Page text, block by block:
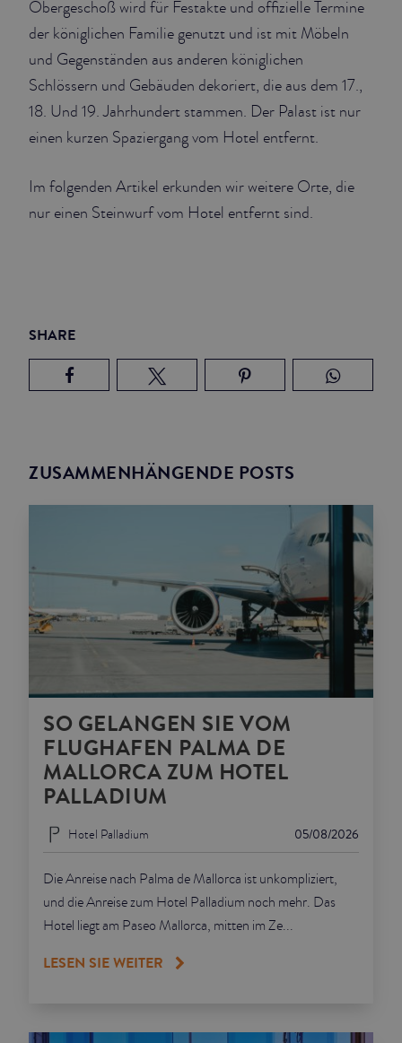
Obergeschoß wird für Festakte und offizielle Termine
der königlichen Familie genutzt und ist mit Möbeln
und Gegenständen aus anderen königlichen
Schlössern und Gebäuden dekoriert, die aus dem 17.,
18. Und 19. Jahrhundert stammen. Der Palast ist nur
einen kurzen Spaziergang vom Hotel entfernt.
Im folgenden Artikel erkunden wir weitere Orte, die
nur einen Steinwurf vom Hotel entfernt sind.
SHARE
ZUSAMMENHÄNGENDE POSTS
SO GELANGEN SIE VOM
FLUGHAFEN PALMA DE
MALLORCA ZUM HOTEL
PALLADIUM
05/08/2026
Hotel Palladium
Die Anreise nach Palma de Mallorca ist unkompliziert,
und die Anreise zum Hotel Palladium noch mehr. Das
Hotel liegt am Paseo Mallorca, mitten im Ze...
LESEN SIE WEITER